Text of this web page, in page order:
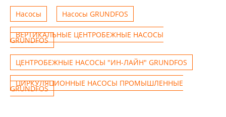
Насосы Насосы GRUNDFOS
ВЕРТИКАЛЬНЫЕ ЦЕНТРОБЕЖНЫЕ НАСОСЫ
GRUNDFOS
ЦЕНТРОБЕЖНЫЕ НАСОСЫ "ИН-ЛАЙН" GRUNDFOS
ЦИРКУЛЯЦИОННЫЕ НАСОСЫ ПРОМЫШЛЕННЫЕ
GRUNDFOS